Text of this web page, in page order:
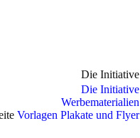
Die Initiative
Die Initiative
Werbematerialien
Vorlagen Plakate und Flyer